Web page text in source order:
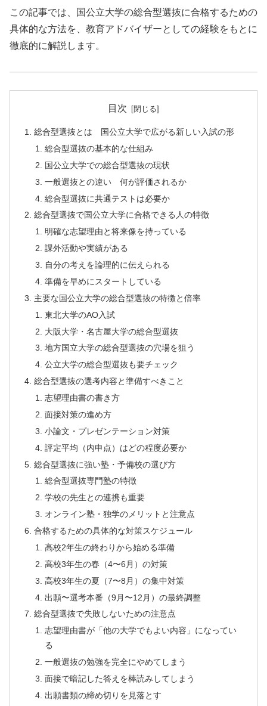
この記事では、国公立大学の総合型選抜に合格するための
具体的な方法を、教育アドバイザーとしての経験をもとに
徹底的に解説します。
目次
総合型選抜とは 国公立大学で広がる新しい入試の形
総合型選抜の基本的な仕組み
国公立大学での総合型選抜の現状
一般選抜との違い 何が評価されるか
総合型選抜に共通テストは必要か
総合型選抜で国公立大学に合格できる人の特徴
明確な志望理由と将来像を持っている
課外活動や実績がある
自分の考えを論理的に伝えられる
準備を早めにスタートしている
主要な国公立大学の総合型選抜の特徴と倍率
東北大学のAO入試
大阪大学・名古屋大学の総合型選抜
地方国立大学の総合型選抜の穴場を狙う
公立大学の総合型選抜も要チェック
総合型選抜の選考内容と準備すべきこと
志望理由書の書き方
面接対策の進め方
小論文・プレゼンテーション対策
評定平均（内申点）はどの程度必要か
総合型選抜に強い塾・予備校の選び方
総合型選抜専門塾の特徴
学校の先生との連携も重要
オンライン塾・独学のメリットと注意点
合格するための具体的な対策スケジュール
高校2年生の終わりから始める準備
高校3年生の春（4〜6月）の対策
高校3年生の夏（7〜8月）の集中対策
出願〜選考本番（9月〜12月）の最終調整
総合型選抜で失敗しないための注意点
志望理由書が「他の大学でもよい内容」になってい
る
一般選抜の勉強を完全にやめてしまう
面接で暗記した答えを棒読みしてしまう
出願書類の締め切りを見落とす